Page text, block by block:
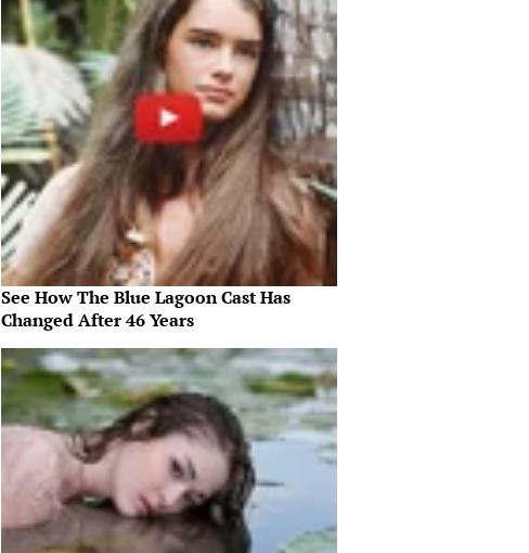
See How The Blue Lagoon Cast Has
Changed After 46 Years